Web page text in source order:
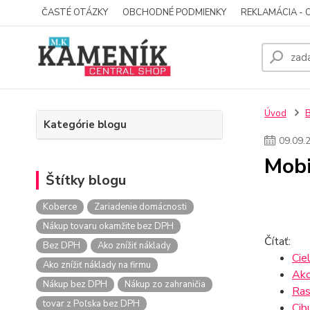
ČASTÉ OTÁZKY OBCHODNÉ PODMIENKY REKLAMÁCIA -
Kategórie blogu
Štítky blogu
Koberce
Zariadenie domácnosti
Nákup tovaru okamžite bez DPH
Bez DPH
Ako znížiť náklady
Ako znížiť náklady na firmu
Nákup bez DPH
Nákup zo zahraničia
tovar z Poľska bez DPH
Úvod
09.09.
Čítať: